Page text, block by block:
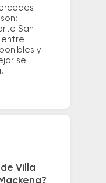
San
entre
y
se
Villa